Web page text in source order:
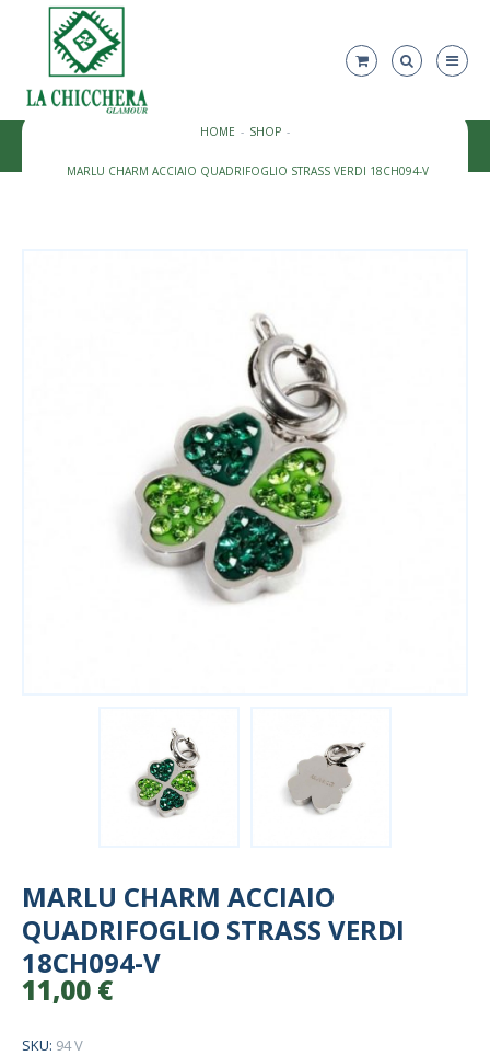
HOME SHOP
MARLU CHARM ACCIAIO QUADRIFOGLIO STRASS VERDI 18CH094-V
MARLU CHARM ACCIAIO
QUADRIFOGLIO STRASS VERDI
18CH094-V
11,00 €
SKU: 94 V